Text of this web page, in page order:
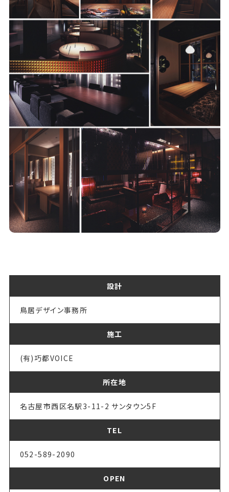
設計
鳥居デザイン事務所
施工
(有)巧都VOICE
所在地
名古屋市西区名駅3-11-2 サンタウン5F
TEL
052-589-2090
OPEN